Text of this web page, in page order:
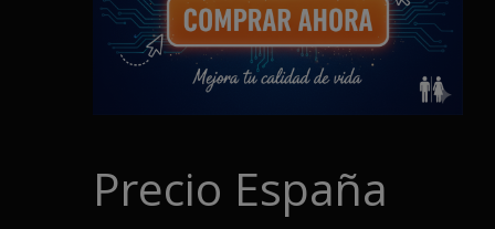
Precio España